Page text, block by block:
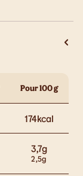
Pour 100 g
174kcal
3,7g
2,5g